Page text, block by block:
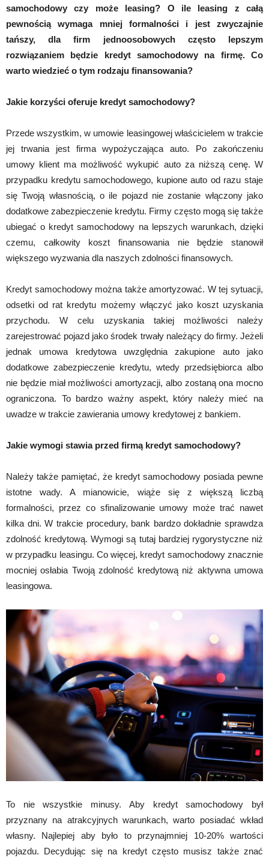
samochodowy czy może leasing? O ile leasing z całą
pewnością wymaga mniej formalności i jest zwyczajnie
tańszy, dla firm jednoosobowych często lepszym
rozwiązaniem będzie kredyt samochodowy na firmę. Co
warto wiedzieć o tym rodzaju finansowania?
Jakie korzyści oferuje kredyt samochodowy?
Przede wszystkim, w umowie leasingowej właścicielem w trakcie
jej trwania jest firma wypożyczająca auto. Po zakończeniu
umowy klient ma możliwość wykupić auto za niższą cenę. W
przypadku kredytu samochodowego, kupione auto od razu staje
się Twoją własnością, o ile pojazd nie zostanie włączony jako
dodatkowe zabezpieczenie kredytu. Firmy często mogą się także
ubiegać o kredyt samochodowy na lepszych warunkach, dzięki
czemu, całkowity koszt finansowania nie będzie stanowił
większego wyzwania dla naszych zdolności finansowych.
Kredyt samochodowy można także amortyzować. W tej sytuacji,
odsetki od rat kredytu możemy włączyć jako koszt uzyskania
przychodu. W celu uzyskania takiej możliwości należy
zarejestrować pojazd jako środek trwały należący do firmy. Jeżeli
jednak umowa kredytowa uwzględnia zakupione auto jako
dodatkowe zabezpieczenie kredytu, wtedy przedsiębiorca albo
nie będzie miał możliwości amortyzacji, albo zostaną ona mocno
ograniczona. To bardzo ważny aspekt, który należy mieć na
uwadze w trakcie zawierania umowy kredytowej z bankiem.
Jakie wymogi stawia przed firmą kredyt samochodowy?
Należy także pamiętać, że kredyt samochodowy posiada pewne
istotne wady. A mianowicie, wiąże się z większą liczbą
formalności, przez co sfinalizowanie umowy może trać nawet
kilka dni. W trakcie procedury, bank bardzo dokładnie sprawdza
zdolność kredytową. Wymogi są tutaj bardziej rygorystyczne niż
w przypadku leasingu. Co więcej, kredyt samochodowy znacznie
mocniej osłabia Twoją zdolność kredytową niż aktywna umowa
leasingowa.
To nie wszystkie minusy. Aby kredyt samochodowy był
przyznany na atrakcyjnych warunkach, warto posiadać wkład
własny. Najlepiej aby było to przynajmniej 10-20% wartości
pojazdu. Decydując się na kredyt często musisz także znać